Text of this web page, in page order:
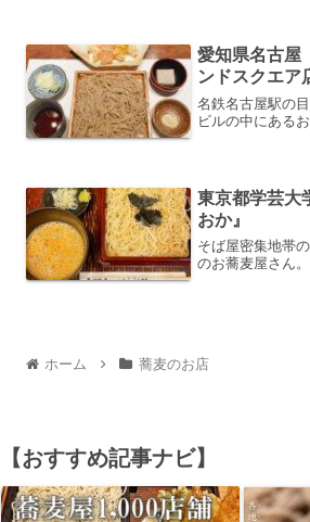
愛知県名古屋
ンドスクエア
名鉄名古屋駅の
ビルの中にある
東京都学芸大
おか』
そば屋密集地帯
のお蕎麦屋さん。
ホーム 蕎麦のお店
【おすすめ記事ナビ】